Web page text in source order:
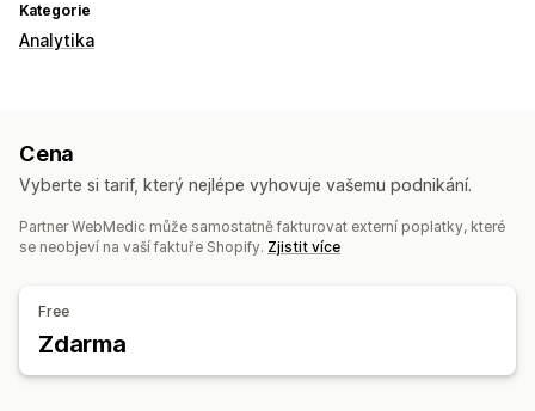
Kategorie
Analytika
Cena
Vyberte si tarif, který nejlépe vyhovuje vašemu podnikání.
Partner WebMedic může samostatně fakturovat externí poplatky, které
se neobjeví na vaší faktuře Shopify. Zjistit více
Free
Zdarma